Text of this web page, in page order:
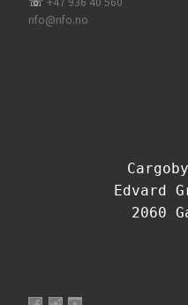
nfo@nfo.no
Edvard
2060